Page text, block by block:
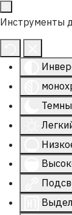
Инструменты